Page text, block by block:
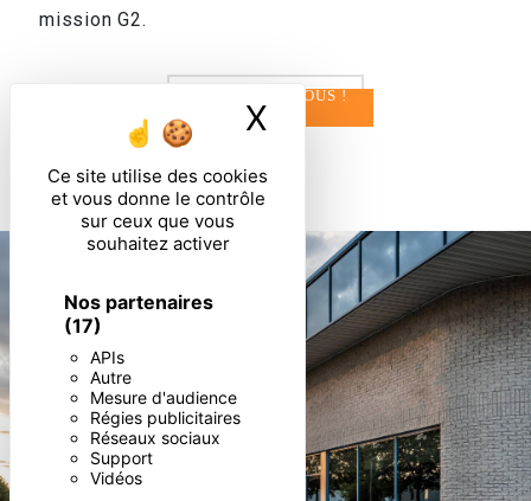
Ce site utilise des cookies
et vous donne le contrôle
sur ceux que vous
souhaitez activer
Nos partenaires
(17)
APIs
Autre
Mesure d'audience
Régies publicitaires
Réseaux sociaux
Support
Vidéos
X Masquer le
mission G2.
CONTACTEZ-NOUS !